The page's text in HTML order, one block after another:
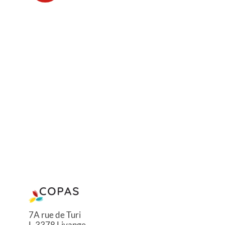
7A rue de Turi